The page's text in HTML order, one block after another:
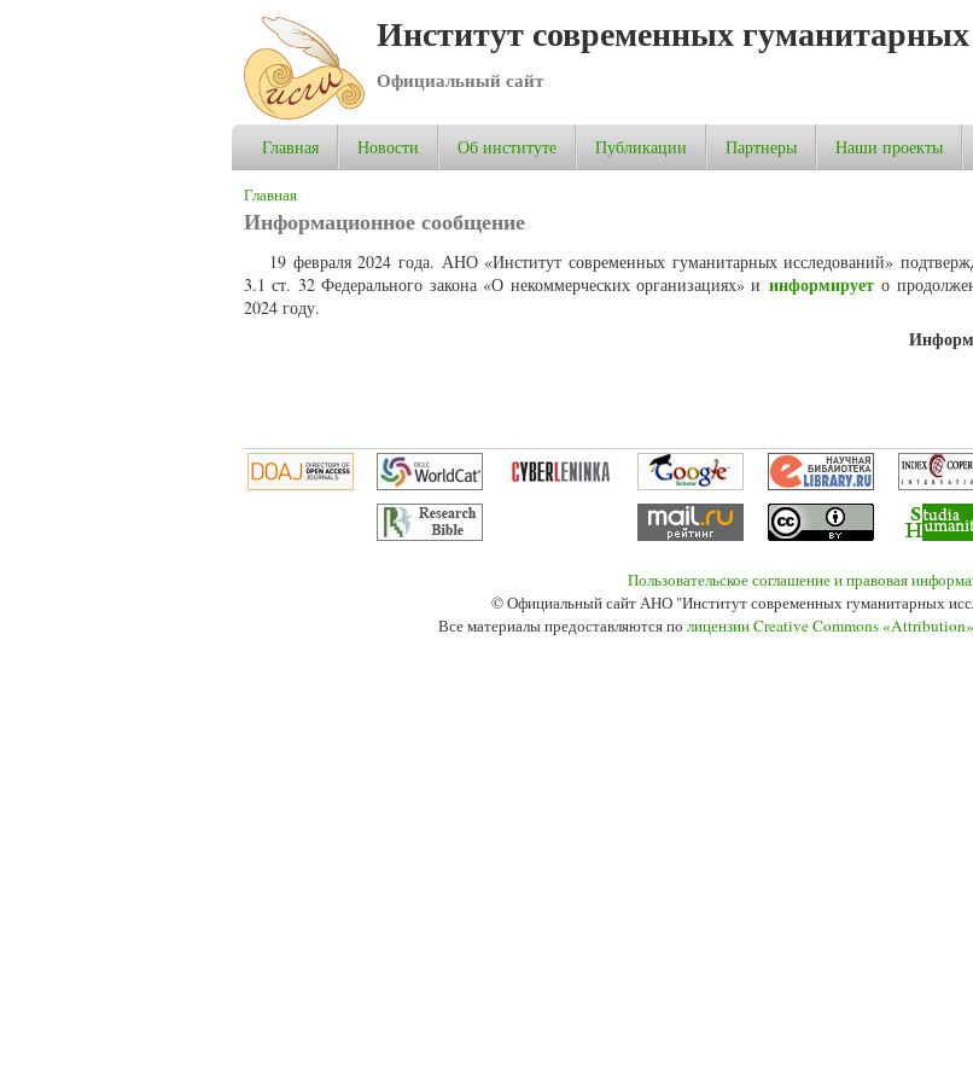
Институт современных гуманитарных
Официальный сайт
Главная Новости Об институте Публикации Партнеры Наши проекты
Вы здесь
Главная
Информационное сообщение
19 февраля 2024 года. АНО «Институт современных гуманитарных исследований»
3.1 ст. 32 Федерального закона «О некоммерческих организациях» и информируето
2024 году.
Пользовательское соглашение и правовая
© Официальный сайт АНО "Институт современных гуманитарных
Все материалы предоставляются по лицензии Creative Commons